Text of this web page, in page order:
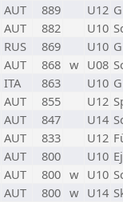
AUT 889 U12
AUT 882 U10
RUS 869 U10
AUT 868 w U08
ITA 863 U10
AUT 855 U12
AUT 847 U14
AUT 833 U12
AUT 800 U10
AUT 800 w U10
AUT 800 w U14